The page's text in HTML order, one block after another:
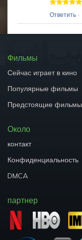
Ответить ·
Фильмы
Сейчас играет в кино
Популярные фильмы
Предстоящие фильмы
Около
контакт
Конфиденциальность
DMCA
партнер